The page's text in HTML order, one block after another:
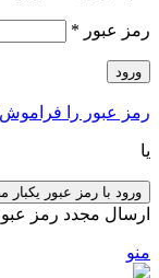
رمز عبور *
ورود
رمز عبور را فراموش
یا
ورود با رمز عبور
ارسال مجدد رمز
منو